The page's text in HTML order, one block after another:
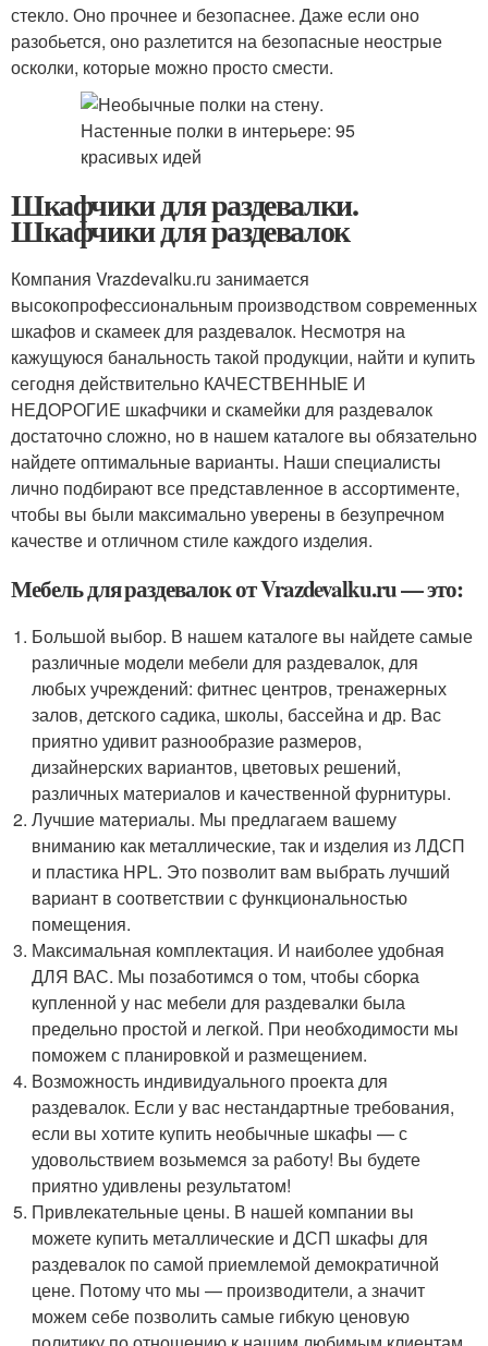
стекло. Оно прочнее и безопаснее. Даже если оно
разобьется, оно разлетится на безопасные неострые
осколки, которые можно просто смести.
Шкафчики для раздевалки.
Шкафчики для раздевалок
Компания Vrazdevalku.ru занимается
высокопрофессиональным производством современных
шкафов и скамеек для раздевалок. Несмотря на
кажущуюся банальность такой продукции, найти и купить
сегодня действительно КАЧЕСТВЕННЫЕ И
НЕДОРОГИЕ шкафчики и скамейки для раздевалок
достаточно сложно, но в нашем каталоге вы обязательно
найдете оптимальные варианты. Наши специалисты
лично подбирают все представленное в ассортименте,
чтобы вы были максимально уверены в безупречном
качестве и отличном стиле каждого изделия.
Мебель для раздевалок от Vrazdevalku.ru — это:
Большой выбор. В нашем каталоге вы найдете самые
различные модели мебели для раздевалок, для
любых учреждений: фитнес центров, тренажерных
залов, детского садика, школы, бассейна и др. Вас
приятно удивит разнообразие размеров,
дизайнерских вариантов, цветовых решений,
различных материалов и качественной фурнитуры.
Лучшие материалы. Мы предлагаем вашему
вниманию как металлические, так и изделия из ЛДСП
и пластика HPL. Это позволит вам выбрать лучший
вариант в соответствии с функциональностью
помещения.
Максимальная комплектация. И наиболее удобная
ДЛЯ ВАС. Мы позаботимся о том, чтобы сборка
купленной у нас мебели для раздевалки была
предельно простой и легкой. При необходимости мы
поможем с планировкой и размещением.
Возможность индивидуального проекта для
раздевалок. Если у вас нестандартные требования,
если вы хотите купить необычные шкафы — с
удовольствием возьмемся за работу! Вы будете
приятно удивлены результатом!
Привлекательные цены. В нашей компании вы
можете купить металлические и ДСП шкафы для
раздевалок по самой приемлемой демократичной
цене. Потому что мы — производители, а значит
можем себе позволить самые гибкую ценовую